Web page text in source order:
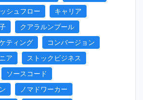
シュフロー
キャリア
クアラルンプール
ティング
コンバージョン
ア
ストックビジネス
ソースコード
ノマドワーカー